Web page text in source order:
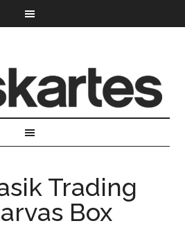
Trading
Box